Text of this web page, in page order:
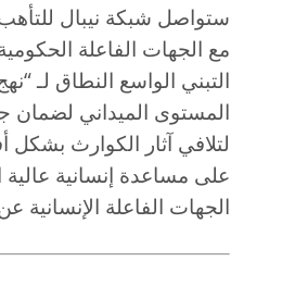
ستواصل شبكة نيبال
مع الجهات الفاعلة
التبني الواسع النطاق لـ
المستوى الميداني لضمان
لتلافي آثار الكوارث
على مساعدة إنسانية عالية
الجهات الفاعلة الإنسانية